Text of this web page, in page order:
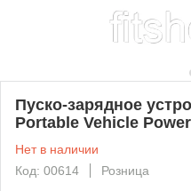
Пуско-зарядное
Portable Vehicle
Нет в наличии
Код: 00614
Розница